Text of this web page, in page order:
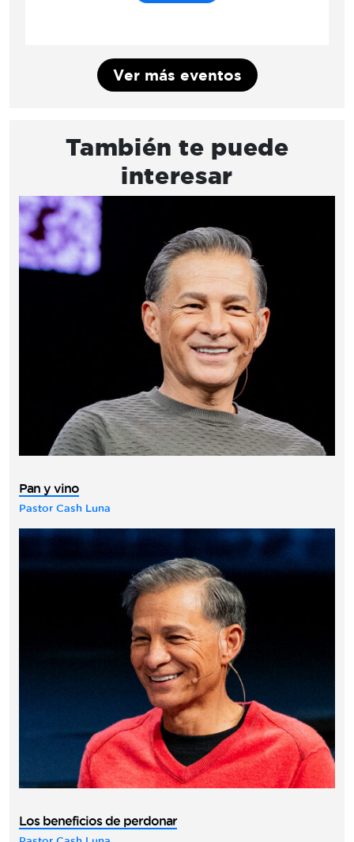
Ver más eventos
También te puede
interesar
Pan y vino
Pastor Cash Luna
Los beneficios de perdonar